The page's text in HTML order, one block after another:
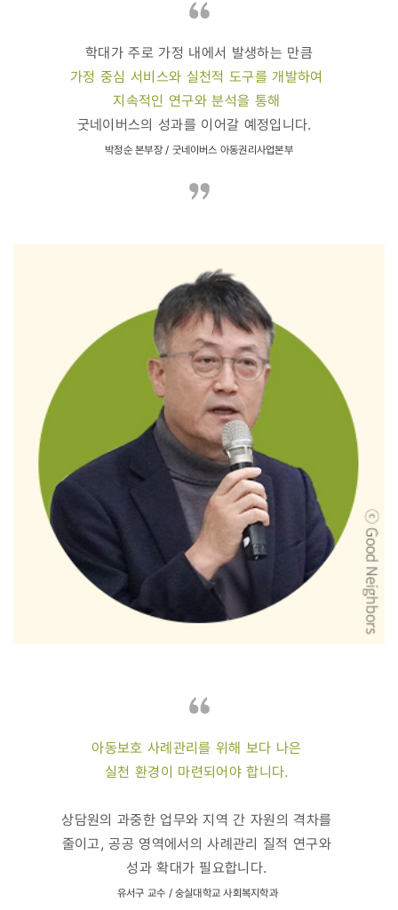
학대가 주로 가정 내에서 발생하는 만큼
가정 중심 서비스와 실천적 도구를 개발하여
지속적인 연구와 분석을 통해
굿네이버스의 성과를 이어갈 예정입니다.
박정순 본부장 / 굿네이버스 아동권리사업본부
아동보호 사례관리를 위해 보다 나은
실천 환경이 마련되어야 합니다.
상담원의 과중한 업무와 지역 간 자원의 격차를
줄이고, 공공 영역에서의 사례관리 질적 연구와
성과 확대가 필요합니다.
유서구 교수 / 숭실대학교 사회복지학과